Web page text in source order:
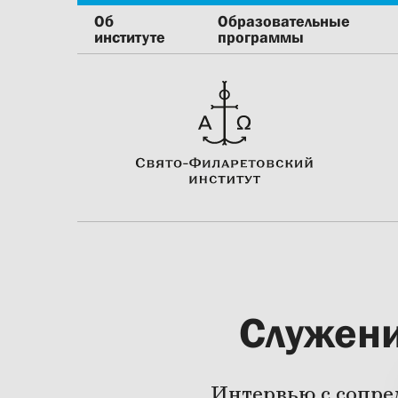
Об
институте
Образовательные
программы